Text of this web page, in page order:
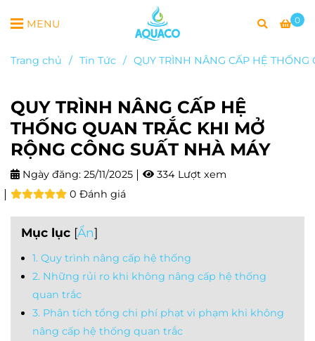
0
MENU
Trang chủ / Tin Tức / QUY TRÌNH NÂNG CẤP HỆ THỐNG
QUY TRÌNH NÂNG CẤP HỆ
THỐNG QUAN TRẮC KHI MỞ
RỘNG CÔNG SUẤT NHÀ MÁY
Ngày đăng: 25/11/2025
334 Lượt xem
0 Đánh giá
Mục lục [Ẩn]
1. Quy trình nâng cấp hệ thống
2. Những rủi ro khi không nâng cấp hệ thống
quan trắc
3. Phân tích tổng chi phí phạt vi phạm khi không
nâng cấp hệ thống quan trắc